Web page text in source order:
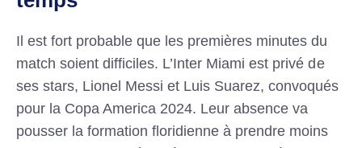
Il est fort probable que les premières minutes du
match soient difficiles. L’Inter Miami est privé de
ses stars, Lionel Messi et Luis Suarez, convoqués
pour la Copa America 2024. Leur absence va
pousser la formation floridienne à prendre moins